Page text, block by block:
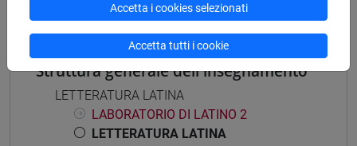
Struttura generale dell'insegnamento
LETTERATURA LATINA
LABORATORIO DI LATINO 2
LETTERATURA LATINA
Accetta i cookies selezionati
Accetta tutti i cookie